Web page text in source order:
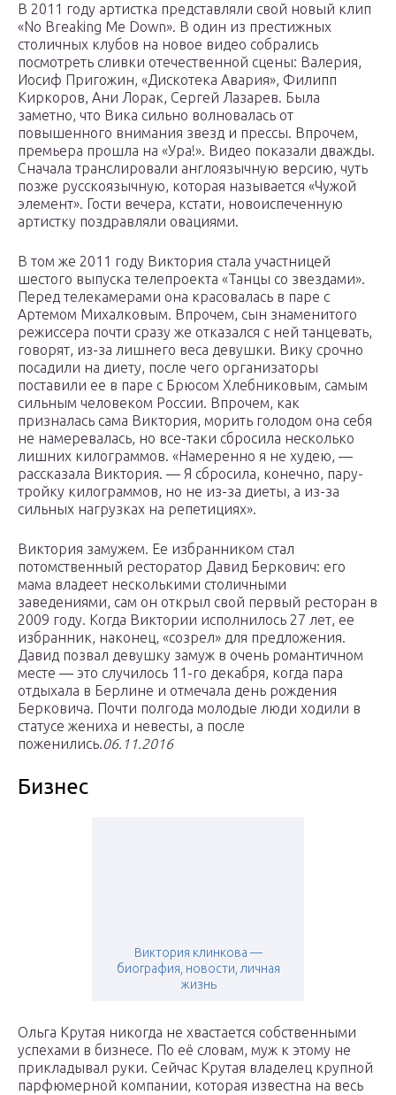
В 2011 году артистка представляли свой новый клип
«No Breaking Me Down». В один из престижных
столичных клубов на новое видео собрались
посмотреть сливки отечественной сцены: Валерия,
Иосиф Пригожин, «Дискотека Авария», Филипп
Киркоров, Ани Лорак, Сергей Лазарев. Была
заметно, что Вика сильно волновалась от
повышенного внимания звезд и прессы. Впрочем,
премьера прошла на «Ура!». Видео показали дважды.
Сначала транслировали англоязычную версию, чуть
позже русскоязычную, которая называется «Чужой
элемент». Гости вечера, кстати, новоиспеченную
артистку поздравляли овациями.
В том же 2011 году Виктория стала участницей
шестого выпуска телепроекта «Танцы со звездами».
Перед телекамерами она красовалась в паре с
Артемом Михалковым. Впрочем, сын знаменитого
режиссера почти сразу же отказался с ней танцевать,
говорят, из-за лишнего веса девушки. Вику срочно
посадили на диету, после чего организаторы
поставили ее в паре с Брюсом Хлебниковым, самым
сильным человеком России. Впрочем, как
призналась сама Виктория, морить голодом она себя
не намеревалась, но все-таки сбросила несколько
лишних килограммов. «Намеренно я не худею, —
рассказала Виктория. — Я сбросила, конечно, пару-
тройку килограммов, но не из-за диеты, а из-за
сильных нагрузках на репетициях».
Виктория замужем. Ее избранником стал
потомственный ресторатор Давид Беркович: его
мама владеет несколькими столичными
заведениями, сам он открыл свой первый ресторан в
2009 году. Когда Виктории исполнилось 27 лет, ее
избранник, наконец, «созрел» для предложения.
Давид позвал девушку замуж в очень романтичном
месте — это случилось 11-го декабря, когда пара
отдыхала в Берлине и отмечала день рождения
Берковича. Почти полгода молодые люди ходили в
статусе жениха и невесты, а после
поженились.06.11.2016
Бизнес
Виктория клинкова —
биография, новости, личная
жизнь
Ольга Крутая никогда не хвастается собственными
успехами в бизнесе. По её словам, муж к этому не
прикладывал руки. Сейчас Крутая владелец крупной
парфюмерной компании, которая известна на весь